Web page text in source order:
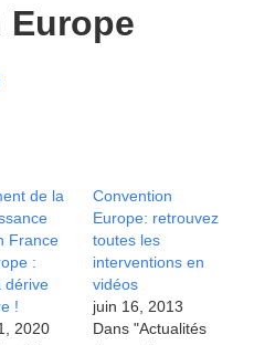
Europe
de la
France
:
dérive
!
2020
Convention
Europe: retrouvez
toutes les
interventions en
vidéos
juin 16, 2013
Dans "Actualités